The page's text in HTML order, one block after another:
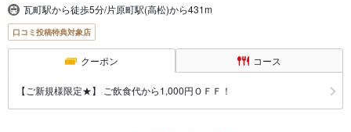
瓦町駅から徒歩5分/片原町駅(高松)から431m
口コミ投稿特典対象店
クーポン コース
【ご新規様限定★】 ご飲食代から1,000円ＯＦＦ！